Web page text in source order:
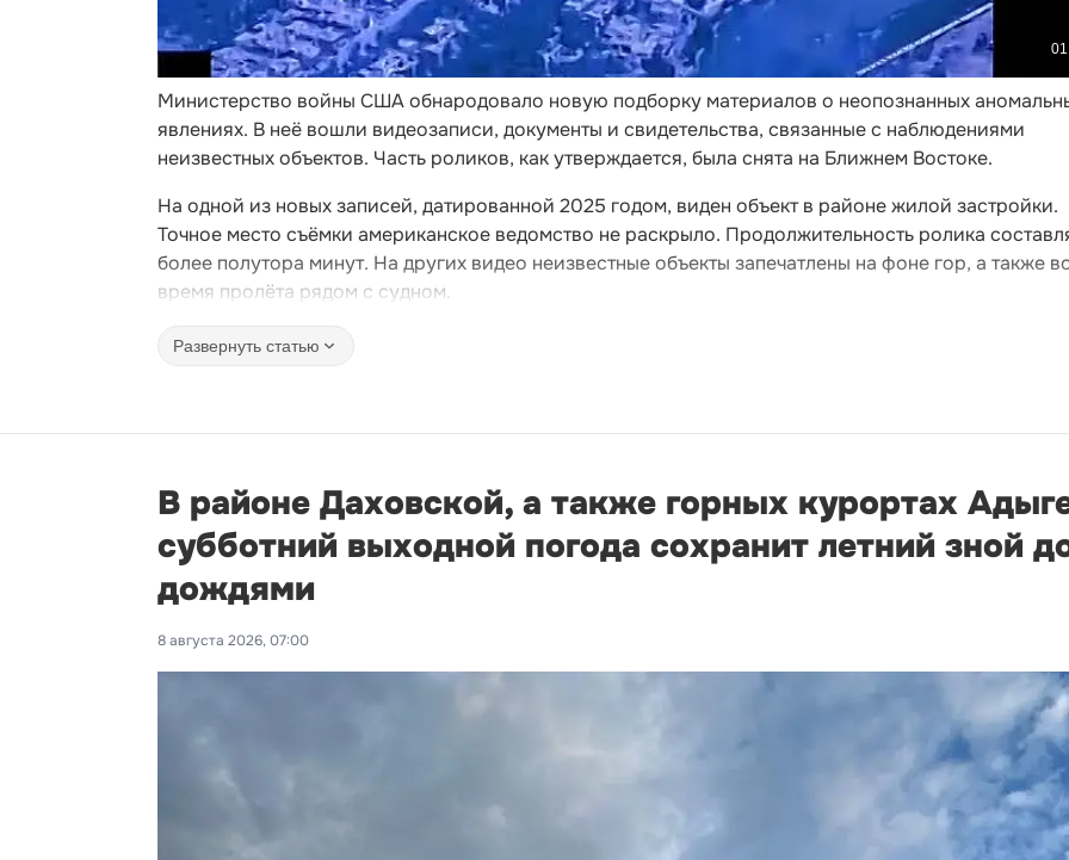
Министерство войны США обнародовало новую подборку материалов о неопознанных
явлениях. В неё вошли видеозаписи, документы и свидетельства, связанные с наблюдениями
неизвестных объектов. Часть роликов, как утверждается, была снята на Ближнем Востоке.
На одной из новых записей, датированной 2025 годом, виден объект в районе жилой застройки.
Точное место съёмки американское ведомство не раскрыло. Продолжительность ролика
более полутора минут. На других видео неизвестные объекты запечатлены на фоне гор, а также
время пролёта рядом с судном.
Развернуть статью
В районе Даховской, а также горных курортах
субботний выходной погода сохранит летний зной
дождями
8 августа 2026, 07:00